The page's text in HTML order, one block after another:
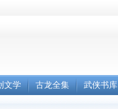
文学 古龙全集 武侠书库